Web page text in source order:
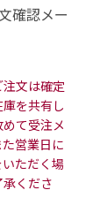
確認メー
文は確定
を共有し
て受注メ
営業日に
ただく場
くださ